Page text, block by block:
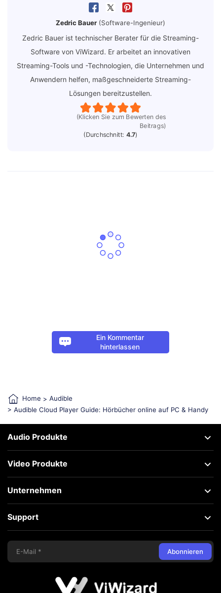
Zedric Bauer (Software-Ingenieur)
Zedric Bauer ist technischer Berater für die Streaming-
Software von ViWizard. Er arbeitet an innovativen
Streaming-Tools und -Technologien, die Unternehmen und
Anwendern helfen, maßgeschneiderte Streaming-
Lösungen bereitzustellen.
(Klicken Sie zum Bewerten des
Beitrags)
(Durchschnitt: 4.7)
Ein Kommentar
hinterlassen
Home > Audible
> Audible Cloud Player Guide: Hörbücher online auf PC & Handy
Audio Produkte
Video Produkte
Unternehmen
Support
Abonnieren